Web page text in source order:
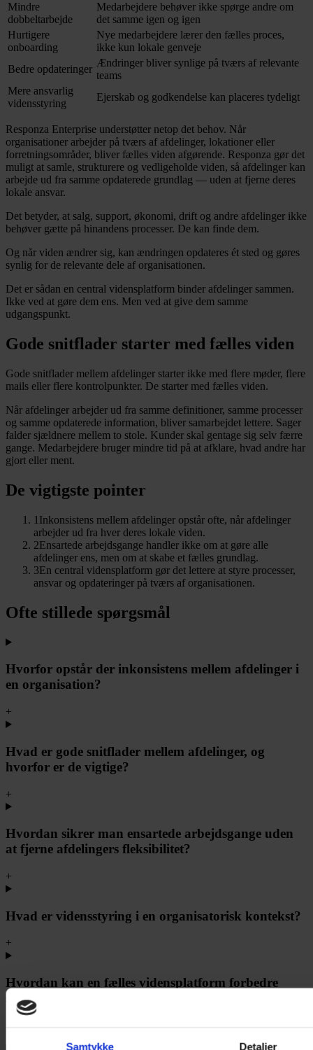
Samtykke Detaljer
Mindre
dobbeltarbejde
Medarbejdere behøver ikke spørge andre om
det samme igen og igen
Hurtigere
onboarding
Nye medarbejdere lærer den fælles proces,
ikke kun lokale genveje
Bedre opdateringer
Ændringer bliver synlige på tværs af relevante
teams
Mere ansvarlig
vidensstyring
Ejerskab og godkendelse kan placeres tydeligt
Responza Enterprise understøtter netop det behov. Når
organisationer arbejder på tværs af afdelinger, lokationer eller
forretningsområder, bliver fælles viden afgørende. Responza gør det
muligt at samle, strukturere og vedligeholde viden, så afdelinger kan
arbejde ud fra samme opdaterede grundlag — uden at fjerne deres
lokale ansvar.
Det betyder, at salg, support, økonomi, drift og andre afdelinger ikke
behøver gætte på hinandens processer. De kan finde dem.
Og når viden ændrer sig, kan ændringen opdateres ét sted og gøres
synlig for de relevante dele af organisationen.
Det er sådan en central vidensplatform binder afdelinger sammen.
Ikke ved at gøre dem ens. Men ved at give dem samme
udgangspunkt.
Gode snitflader starter med fælles viden
Gode snitflader mellem afdelinger starter ikke med flere møder, flere
mails eller flere kontrolpunkter. De starter med fælles viden.
Når afdelinger arbejder ud fra samme definitioner, samme processer
og samme opdaterede information, bliver samarbejdet lettere. Sager
falder sjældnere mellem to stole. Kunder skal gentage sig selv færre
gange. Medarbejdere bruger mindre tid på at afklare, hvad andre har
gjort eller ment.
De vigtigste pointer
1 Inkonsistens mellem afdelinger opstår ofte, når afdelinger
arbejder ud fra hver deres lokale viden.
2Ensartede arbejdsgange handler ikke om at gøre alle
afdelinger ens, men om at skabe et fælles grundlag.
3En central vidensplatform gør det lettere at styre processer,
ansvar og opdateringer på tværs af organisationen.
Ofte stillede spørgsmål
Hvorfor opstår der inkonsistens mellem afdelinger i
en organisation?
+
Hvad er gode snitflader mellem afdelinger, og
hvorfor er de vigtige?
+
Hvordan sikrer man ensartede arbejdsgange uden
at fjerne afdelingers fleksibilitet?
+
Hvad er vidensstyring i en organisatorisk kontekst?
+
Hvordan kan en fælles vidensplatform forbedre
samarbejdet mellem afdelinger?
+